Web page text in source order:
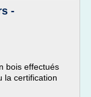
-
bois effectués
la certification